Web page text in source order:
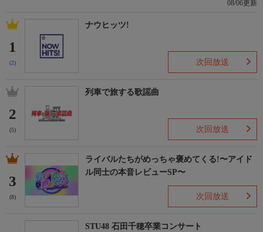
08/06更新
1
(2)
ナウヒッツ!
次回放送
2
(5)
列車で旅する歌謡曲
次回放送
3
(8)
ライバルたちがめっちゃ褒めてくる!〜アイド
ル同士の本音レビューSP〜
次回放送
STU48 石田千穂卒業コンサート